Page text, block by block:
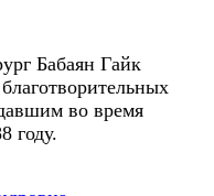
Бабаян Гайк
во время
году.